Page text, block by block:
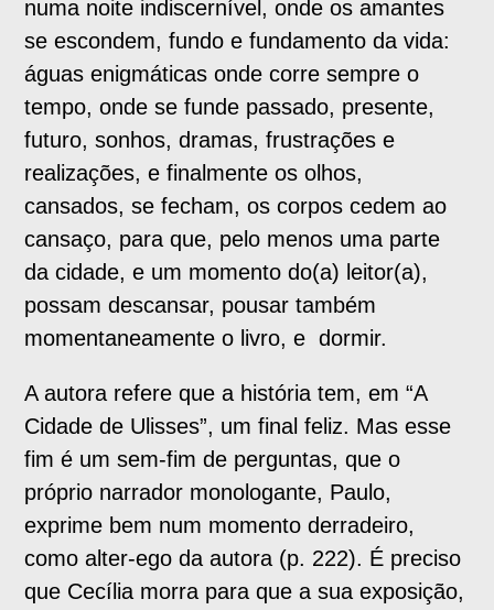
numa noite indiscernível, onde os amantes
se escondem, fundo e fundamento da vida:
águas enigmáticas onde corre sempre o
tempo, onde se funde passado, presente,
futuro, sonhos, dramas, frustrações e
realizações, e finalmente os olhos,
cansados, se fecham, os corpos cedem ao
cansaço, para que, pelo menos uma parte
da cidade, e um momento do(a) leitor(a),
possam descansar, pousar também
momentaneamente o livro, e dormir.
A autora refere que a história tem, em “A
Cidade de Ulisses”, um final feliz. Mas esse
fim é um sem-fim de perguntas, que o
próprio narrador monologante, Paulo,
exprime bem num momento derradeiro,
como alter-ego da autora (p. 222). É preciso
que Cecília morra para que a sua exposição,